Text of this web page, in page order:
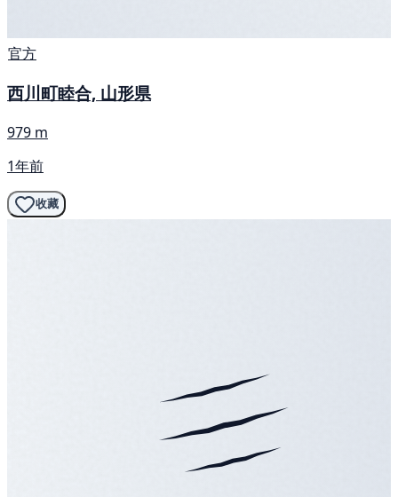
官方
西川町睦合, 山形県
979 m
1年前
收藏